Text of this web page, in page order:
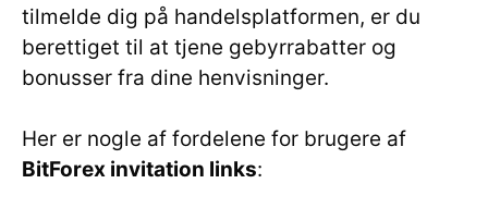
tilmelde dig på handelsplatformen, er du
berettiget til at tjene gebyrrabatter og
bonusser fra dine henvisninger.
Her er nogle af fordelene for brugere af
BitForex invitation links: